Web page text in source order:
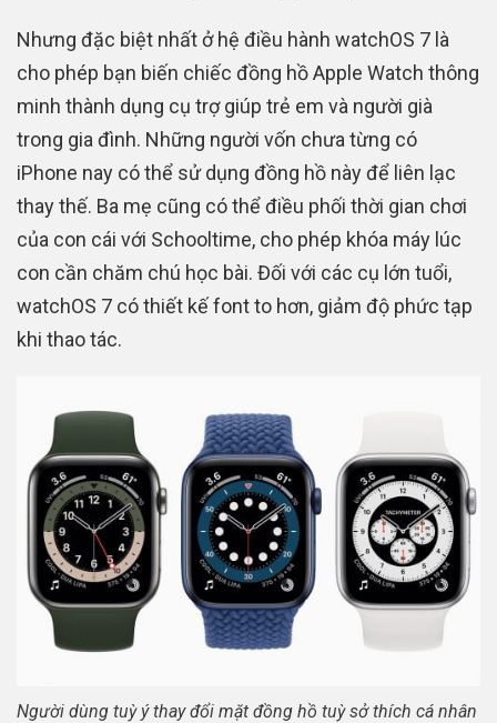
Nhưng đặc biệt nhất ở hệ điều hành watchOS 7 là
cho phép bạn biến chiếc đồng hồ Apple Watch thông
minh thành dụng cụ trợ giúp trẻ em và người già
trong gia đình. Những người vốn chưa từng có
iPhone nay có thể sử dụng đồng hồ này để liên lạc
thay thế. Ba mẹ cũng có thể điều phối thời gian chơi
của con cái với Schooltime, cho phép khóa máy lúc
con cần chăm chú học bài. Đối với các cụ lớn tuổi,
watchOS 7 có thiết kế font to hơn, giảm độ phức tạp
khi thao tác.
Người dùng tuỳ ý thay đổi mặt đồng hồ tuỳ sở thích cá nhân